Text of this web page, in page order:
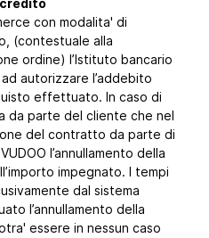
con modalita' di
(contestuale alla
ordine) l’Istituto bancario
autorizzare l’addebito
effettuato. In caso di
da parte del cliente che nel
del contratto da parte di
l’annullamento della
impegnato. I tempi
dal sistema
l’annullamento della
essere in nessun caso